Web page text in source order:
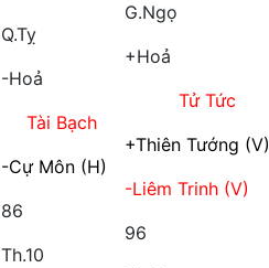
Q.Tỵ
-Hoả
Tài Bạch
-Cự Môn (H)
86
Th.10
G.Ngọ
+Hoả
Tử Tức
+Thiên Tướng (V)
-Liêm Trinh (V)
96